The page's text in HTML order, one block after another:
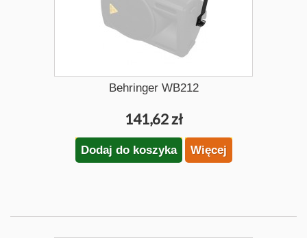
Behringer WB212
141,62 zł
Dodaj do koszyka Więcej